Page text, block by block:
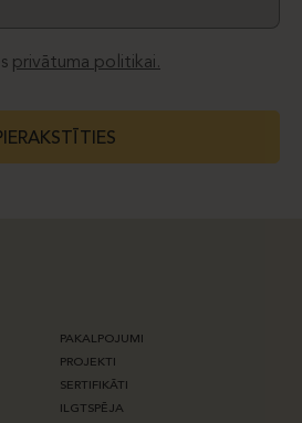
privātuma politikai.
PAKALPOJUMI
PROJEKTI
SERTIFIKĀTI
ILGTSPĒJA